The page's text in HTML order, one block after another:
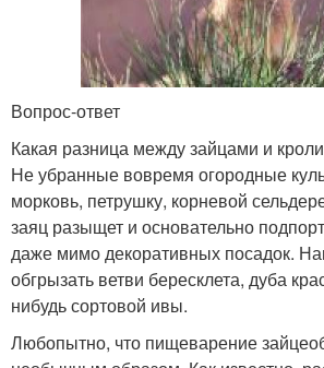
Вопрос-ответ
Какая разница между зайцами и
Не убранные вовремя огородные
морковь, петрушку, корневой
заяц разыщет и основательно
даже мимо декоративных посадок.
обгрызать ветви бересклета, дуба
нибудь сортовой ивы.
Любопытно, что пищеварение